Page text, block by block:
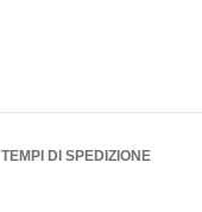
TEMPI DI SPEDIZIONE